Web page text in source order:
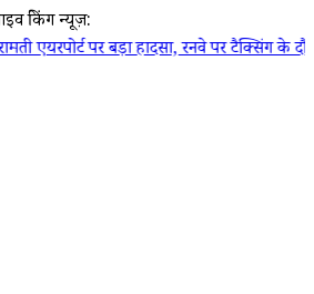
ब्रेकिंग न्यूज़:
हादसा, रनवे पर टैक्सिंग के दौरान ट्रेनी